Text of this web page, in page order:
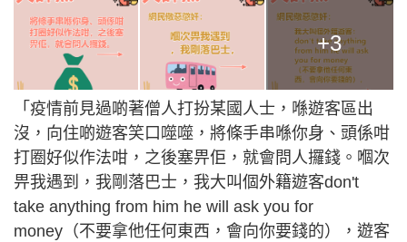
+3
「疫情前見過啲著僧人打扮某國人士，喺遊客區出
沒，向住啲遊客笑口噬噬，將條手串喺你身、頭係咁
打圈好似作法咁，之後塞畀佢，就會問人攞錢。嗰次
畀我遇到，我剛落巴士，我大叫個外籍遊客don't
take anything from him he will ask you for
money（不要拿他任何東西，會向你要錢的），遊客